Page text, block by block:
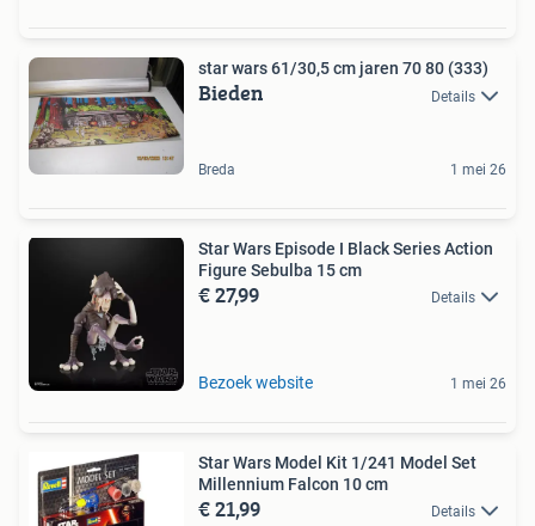
star wars 61/30,5 cm jaren 70 80 (333)
Bieden Details
Breda 1 mei 26
Star Wars Episode I Black Series Action
Figure Sebulba 15 cm
€ 27,99 Details
Bezoek website 1 mei 26
Star Wars Model Kit 1/241 Model Set
Millennium Falcon 10 cm
€ 21,99 Details